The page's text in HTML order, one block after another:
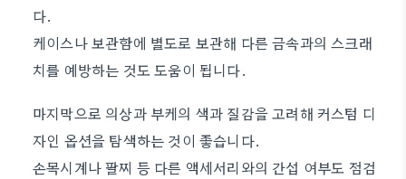
다.
케이스나 보관함에 별도로 보관해 다른 금속과의 스크래
치를 예방하는 것도 도움이 됩니다.
마지막으로 의상과 부케의 색과 질감을 고려해 커스텀 디
자인 옵션을 탐색하는 것이 좋습니다.
손목시계나 팔찌 등 다른 액세서리와의 간섭 여부도 점검